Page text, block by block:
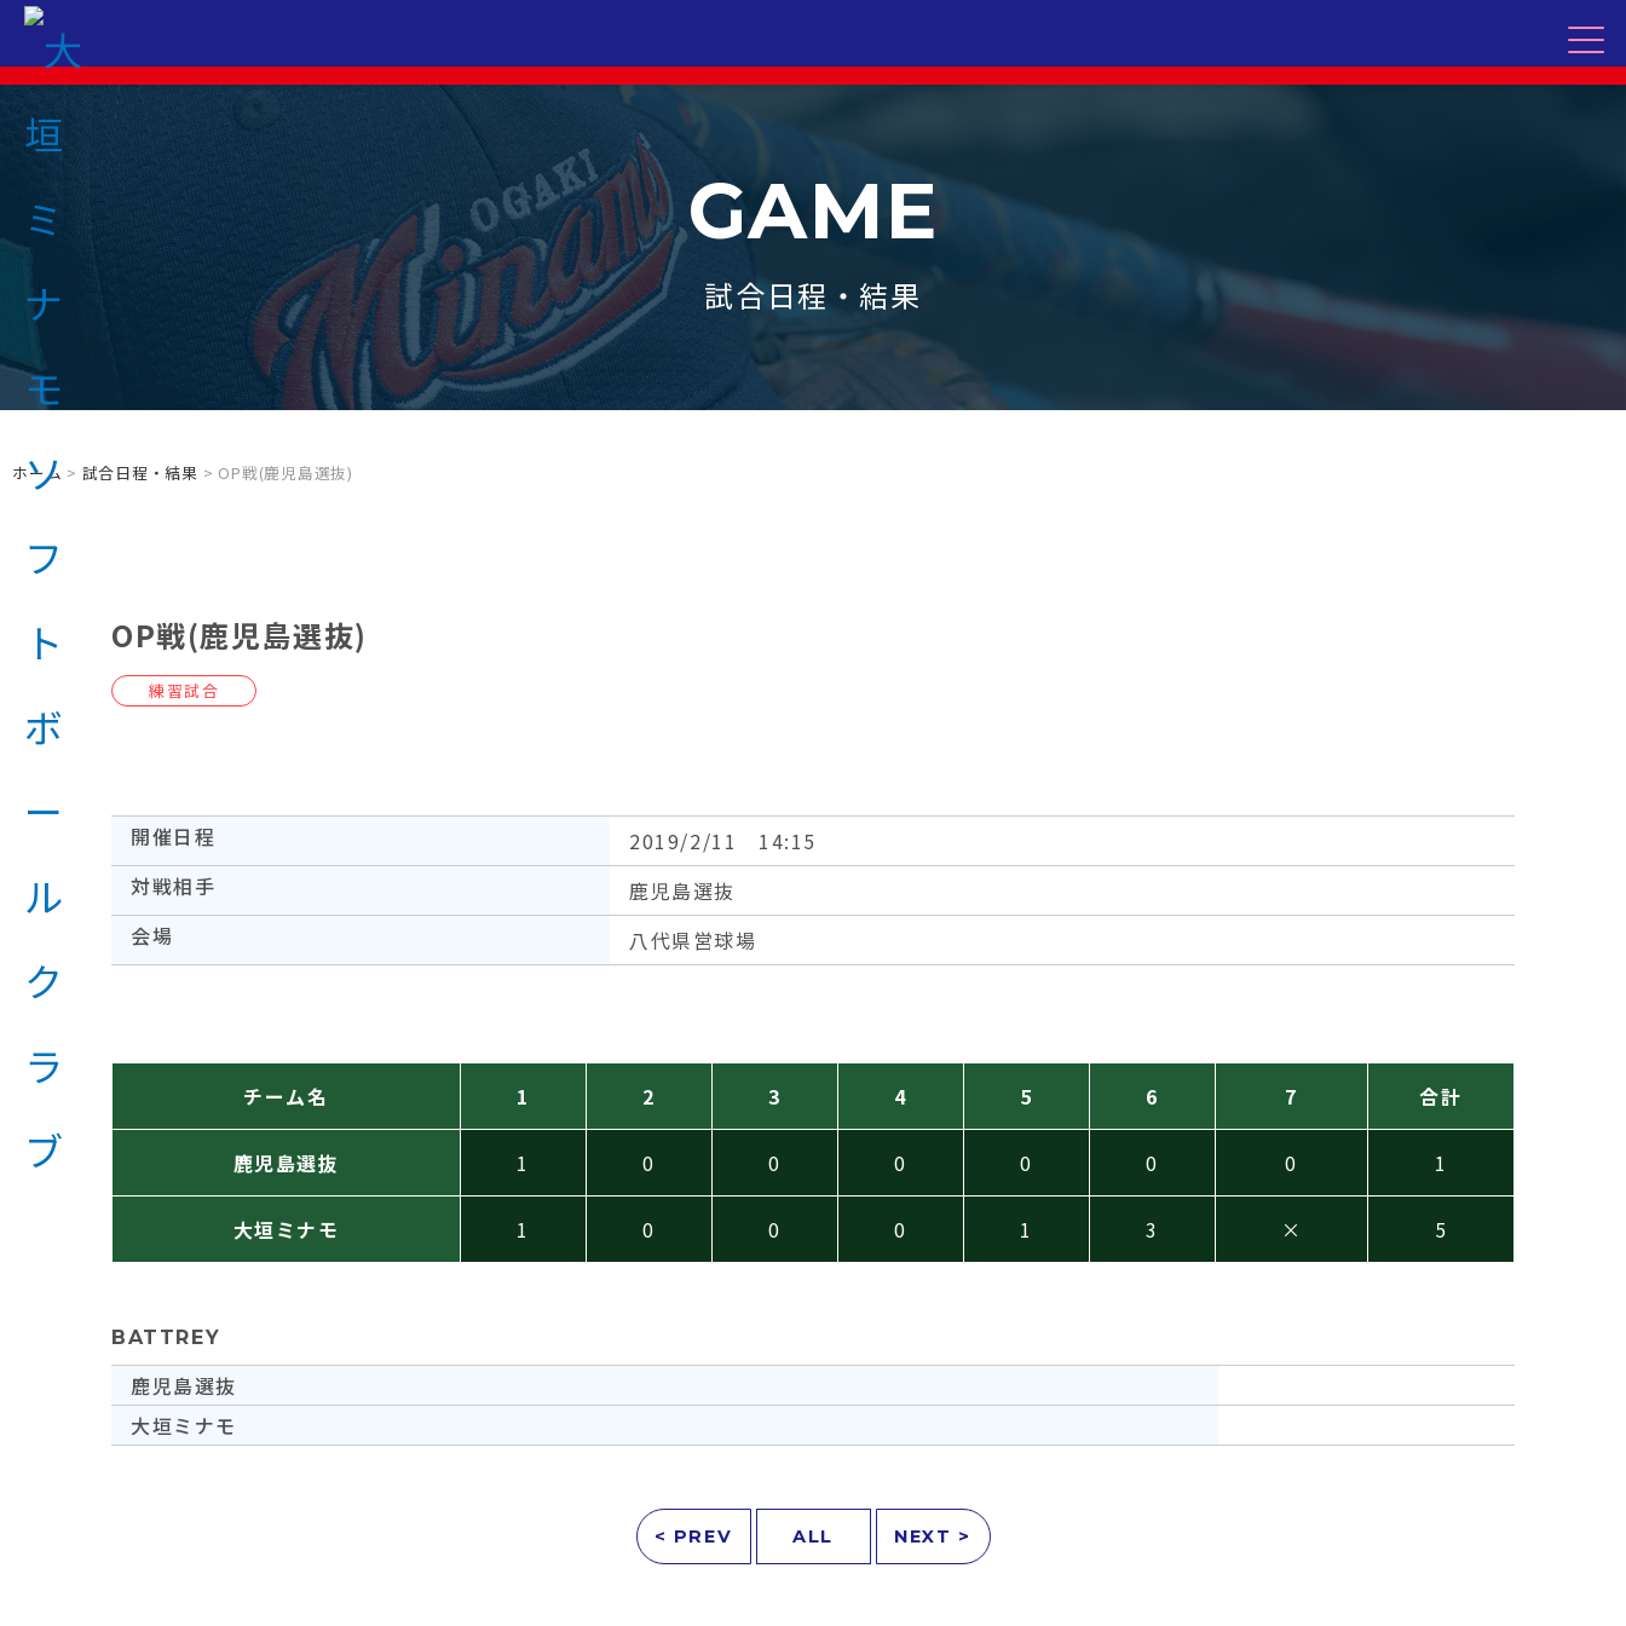
GAME
試合日程・結果
ホーム > 試合日程・結果 > OP戦(鹿児島選抜)
OP戦(鹿児島選抜)
練習試合
開催日程
2019/2/11 14:15
対戦相手
鹿児島選抜
会場
八代県営球場
チーム名 1 2 3 4 5 6 7 合計
鹿児島選抜 1 0 0 0 0 0 0 1
大垣ミナモ 1 0 0 0 1 3 × 5
BATTREY
鹿児島選抜
大垣ミナモ
< PREV ALL NEXT >